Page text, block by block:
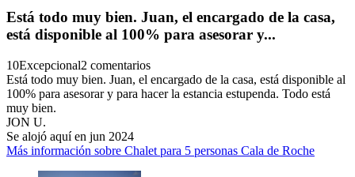
Está todo muy bien. Juan, el encargado de la casa,
está disponible al 100% para asesorar y...
10Excepcional2 comentarios
Está todo muy bien. Juan, el encargado de la casa, está disponible al
100% para asesorar y para hacer la estancia estupenda. Todo está
muy bien.
JON U.
Se alojó aquí en jun 2024
Más información sobre Chalet para 5 personas Cala de Roche